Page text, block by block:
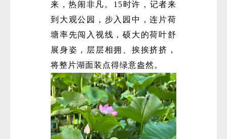
来，热闹非凡。15时许，记者来
到大观公园，步入园中，连片荷
塘率先闯入视线，硕大的荷叶舒
展身姿，层层相拥、挨挨挤挤，
将整片湖面装点得绿意盎然。